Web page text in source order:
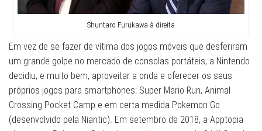
Shuntaro Furukawa à direita
Em vez de se fazer de vítima dos jogos móveis que desferiram
um grande golpe no mercado de consolas portáteis, a Nintendo
decidiu, e muito bem, aproveitar a onda e oferecer os seus
próprios jogos para smartphones: Super Mario Run, Animal
Crossing Pocket Camp e em certa medida Pokemon Go
(desenvolvido pela Niantic). Em setembro de 2018, a Apptopia